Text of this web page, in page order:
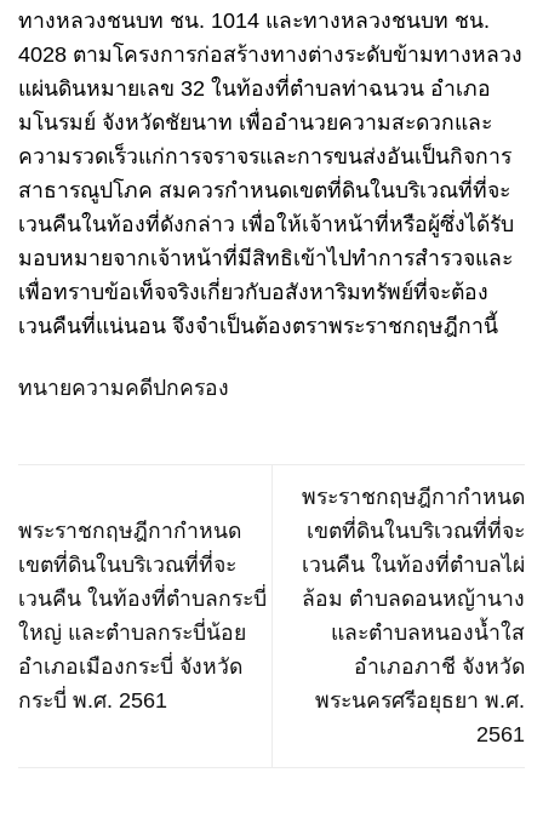
ทางหลวงชนบท ชน. 1014 และทางหลวงชนบท ชน.
4028 ตามโครงการก่อสร้างทางต่างระดับข้ามทางหลวง
แผ่นดินหมายเลข 32 ในท้องที่ตำบลท่าฉนวน อำเภอ
มโนรมย์ จังหวัดชัยนาท เพื่ออำนวยความสะดวกและ
ความรวดเร็วแก่การจราจรและการขนส่งอันเป็นกิจการ
สาธารณูปโภค สมควรกำหนดเขตที่ดินในบริเวณที่ที่จะ
เวนคืนในท้องที่ดังกล่าว เพื่อให้เจ้าหน้าที่หรือผู้ซึ่งได้รับ
มอบหมายจากเจ้าหน้าที่มีสิทธิเข้าไปทำการสำรวจและ
เพื่อทราบข้อเท็จจริงเกี่ยวกับอสังหาริมทรัพย์ที่จะต้อง
เวนคืนที่แน่นอน จึงจำเป็นต้องตราพระราชกฤษฎีกานี้
ทนายความคดีปกครอง
พระราชกฤษฎีกากำหนด
เขตที่ดินในบริเวณที่ที่จะ
เวนคืน ในท้องที่ตำบลกระบี่
ใหญ่ และตำบลกระบี่น้อย
อำเภอเมืองกระบี่ จังหวัด
กระบี่ พ.ศ. 2561
พระราชกฤษฎีกากำหนด
เขตที่ดินในบริเวณที่ที่จะ
เวนคืน ในท้องที่ตำบลไผ่
ล้อม ตำบลดอนหญ้านาง
และตำบลหนองน้ำใส
อำเภอภาชี จังหวัด
พระนครศรีอยุธยา พ.ศ.
2561